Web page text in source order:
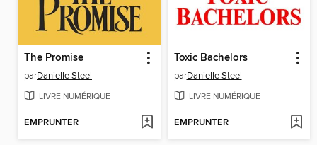
The Promise
parDanielle Steel
LIVRE NUMÉRIQUE
EMPRUNTER
Toxic Bachelors
parDanielle Steel
LIVRE NUMÉRIQUE
EMPRUNTER